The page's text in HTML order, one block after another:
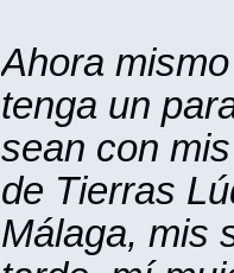
Ahora
tenga un
sean con
de Tierras
Málaga, mis